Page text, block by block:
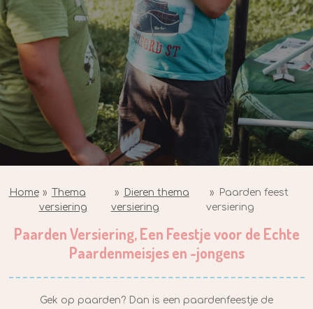
Home »
Thema
versiering
»
Dieren thema
versiering
»
Paarden feest
versiering
Paarden Versiering, Een Feestje voor de Echte
Paardenmeisjes en -jongens
Gek op paarden? Dan is een paardenfeestje de